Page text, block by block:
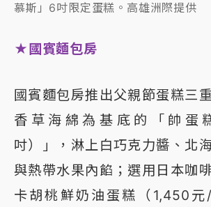
慕斯」6吋限定蛋糕。高雄洲際提供
★國賓麵包房
國賓麵包房推出父親節蛋糕三
香草海綿為基底的「帥蛋
吋）」，淋上白巧克力醬、北
與熱帶水果內餡；選用日本咖
卡胡桃鮮奶油蛋糕（1,450